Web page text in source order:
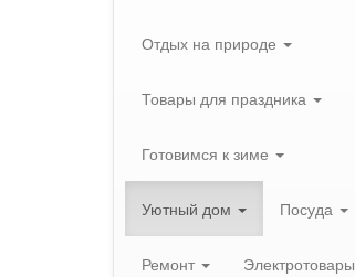
Отдых на природе
Товары для праздника
Готовимся к зиме
Уютный дом Посуда
Ремонт Электротовары